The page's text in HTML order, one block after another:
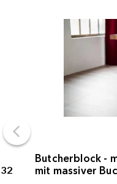
Butcherblock -
mit massiver